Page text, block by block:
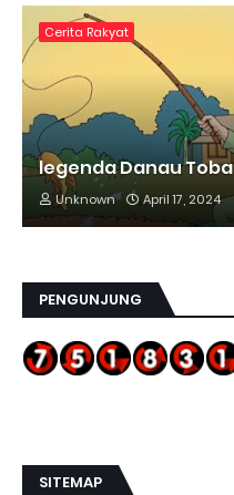
Cerita Rakyat
legenda Danau Toba
Unknown April 17, 2024
PENGUNJUNG
SITEMAP